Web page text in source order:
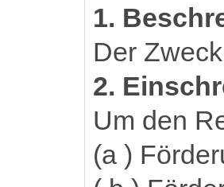
1.
Der
2.
Um den
(a )